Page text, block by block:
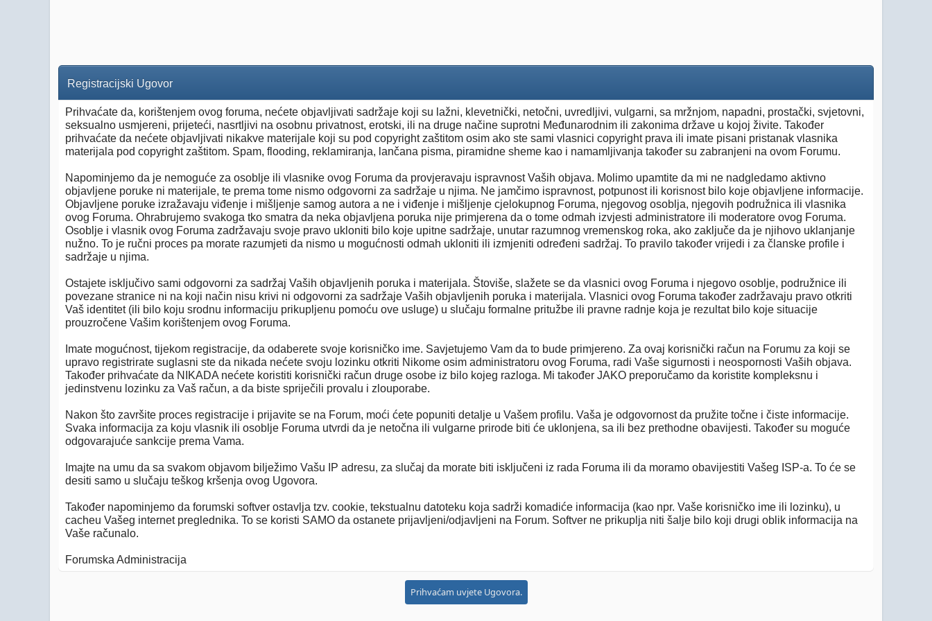
Registracijski Ugovor
Prihvaćate da, korištenjem ovog foruma, nećete objavljivati sadržaje koji su lažni, klevetnički, netočni, uvredljivi, vulgarni, sa mržnjom, napadni, prostački, svjetovni,
seksualno usmjereni, prijeteći, nasrtljivi na osobnu privatnost, erotski, ili na druge načine suprotni Međunarodnim ili zakonima države u kojoj živite. Također
prihvaćate da nećete objavljivati nikakve materijale koji su pod copyright zaštitom osim ako ste sami vlasnici copyright prava ili imate pisani pristanak vlasnika
materijala pod copyright zaštitom. Spam, flooding, reklamiranja, lančana pisma, piramidne sheme kao i namamljivanja također su zabranjeni na ovom Forumu.
Napominjemo da je nemoguće za osoblje ili vlasnike ovog Foruma da provjeravaju ispravnost Vaših objava. Molimo upamtite da mi ne nadgledamo aktivno
objavljene poruke ni materijale, te prema tome nismo odgovorni za sadržaje u njima. Ne jamčimo ispravnost, potpunost ili korisnost bilo koje objavljene informacije.
Objavljene poruke izražavaju viđenje i mišljenje samog autora a ne i viđenje i mišljenje cjelokupnog Foruma, njegovog osoblja, njegovih podružnica ili vlasnika
ovog Foruma. Ohrabrujemo svakoga tko smatra da neka objavljena poruka nije primjerena da o tome odmah izvjesti administratore ili moderatore ovog Foruma.
Osoblje i vlasnik ovog Foruma zadržavaju svoje pravo ukloniti bilo koje upitne sadržaje, unutar razumnog vremenskog roka, ako zaključe da je njihovo uklanjanje
nužno. To je ručni proces pa morate razumjeti da nismo u mogućnosti odmah ukloniti ili izmjeniti određeni sadržaj. To pravilo također vrijedi i za članske profile i
sadržaje u njima.
Ostajete isključivo sami odgovorni za sadržaj Vaših objavljenih poruka i materijala. Štoviše, slažete se da vlasnici ovog Foruma i njegovo osoblje, podružnice ili
povezane stranice ni na koji način nisu krivi ni odgovorni za sadržaje Vaših objavljenih poruka i materijala. Vlasnici ovog Foruma također zadržavaju pravo otkriti
Vaš identitet (ili bilo koju srodnu informaciju prikupljenu pomoću ove usluge) u slučaju formalne pritužbe ili pravne radnje koja je rezultat bilo koje situacije
prouzročene Vašim korištenjem ovog Foruma.
Imate mogućnost, tijekom registracije, da odaberete svoje korisničko ime. Savjetujemo Vam da to bude primjereno. Za ovaj korisnički račun na Forumu za koji se
upravo registrirate suglasni ste da nikada nećete svoju lozinku otkriti Nikome osim administratoru ovog Foruma, radi Vaše sigurnosti i neospornosti Vaših objava.
Također prihvaćate da NIKADA nećete koristiti korisnički račun druge osobe iz bilo kojeg razloga. Mi također JAKO preporučamo da koristite kompleksnu i
jedinstvenu lozinku za Vaš račun, a da biste spriječili provalu i zlouporabe.
Nakon što završite proces registracije i prijavite se na Forum, moći ćete popuniti detalje u Vašem profilu. Vaša je odgovornost da pružite točne i čiste informacije.
Svaka informacija za koju vlasnik ili osoblje Foruma utvrdi da je netočna ili vulgarne prirode biti će uklonjena, sa ili bez prethodne obavijesti. Također su moguće
odgovarajuće sankcije prema Vama.
Imajte na umu da sa svakom objavom bilježimo Vašu IP adresu, za slučaj da morate biti isključeni iz rada Foruma ili da moramo obavijestiti Vašeg ISP-a. To će se
desiti samo u slučaju teškog kršenja ovog Ugovora.
Također napominjemo da forumski softver ostavlja tzv. cookie, tekstualnu datoteku koja sadrži komadiće informacija (kao npr. Vaše korisničko ime ili lozinku), u
cacheu Vašeg internet preglednika. To se koristi SAMO da ostanete prijavljeni/odjavljeni na Forum. Softver ne prikuplja niti šalje bilo koji drugi oblik informacija na
Vaše računalo.
Forumska Administracija